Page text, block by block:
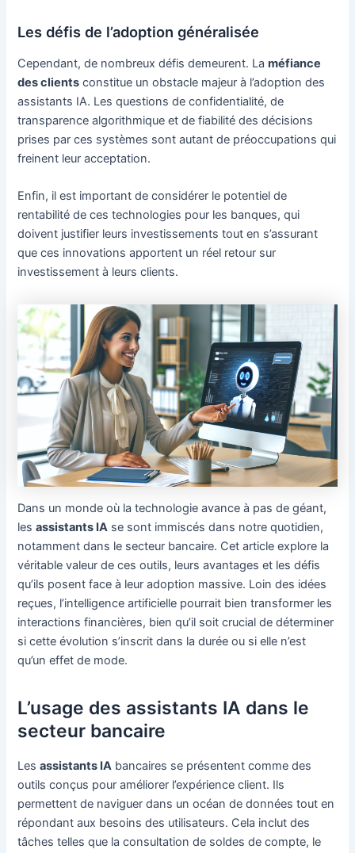
Les défis de l’adoption généralisée
Cependant, de nombreux défis demeurent. Laméfiance
des clients constitue un obstacle majeur à l’adoption des
assistants IA. Les questions de confidentialité, de
transparence algorithmique et de fiabilité des décisions
prises par ces systèmes sont autant de préoccupations qui
freinent leur acceptation.
Enfin, il est important de considérer le potentiel de
rentabilité de ces technologies pour les banques, qui
doivent justifier leurs investissements tout en s’assurant
que ces innovations apportent un réel retour sur
investissement à leurs clients.
Dans un monde où la technologie avance à pas de géant,
lesassistants IA se sont immiscés dans notre quotidien,
notamment dans le secteur bancaire. Cet article explore la
véritable valeur de ces outils, leurs avantages et les défis
qu’ils posent face à leur adoption massive. Loin des idées
reçues, l’intelligence artificielle pourrait bien transformer les
interactions financières, bien qu’il soit crucial de déterminer
si cette évolution s’inscrit dans la durée ou si elle n’est
qu’un effet de mode.
L’usage des assistants IA dans le
secteur bancaire
Lesassistants IA bancaires se présentent comme des
outils conçus pour améliorer l’expérience client. Ils
permettent de naviguer dans un océan de données tout en
répondant aux besoins des utilisateurs. Cela inclut des
tâches telles que la consultation de soldes de compte, le